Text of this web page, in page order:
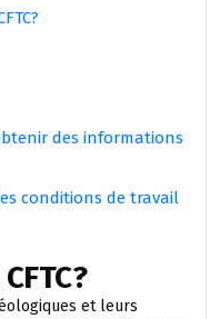
des informations
conditions de travail
et leurs